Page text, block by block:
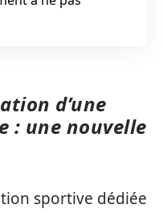
d’une
: une nouvelle
sportive dédiée